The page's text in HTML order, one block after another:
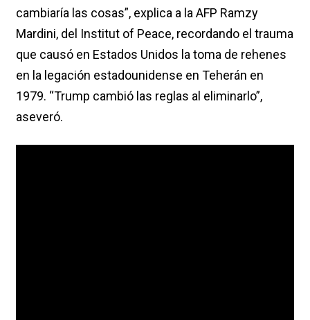
cambiaría las cosas”, explica a la AFP Ramzy
Mardini, del Institut of Peace, recordando el trauma
que causó en Estados Unidos la toma de rehenes
en la legación estadounidense en Teherán en
1979. “Trump cambió las reglas al eliminarlo”,
aseveró.